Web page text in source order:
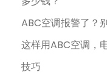
ABC空调报警了？
这样用ABC空调，
技巧